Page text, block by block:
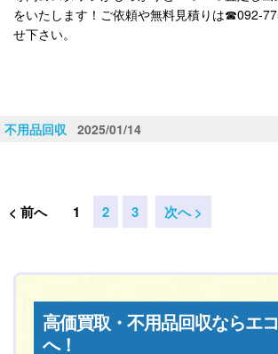
をいたします！ご依頼や無料見積りは☎092-
せ下さい。
不用品回収 2025/01/14
< 前へ 1 2 3 次へ >
高価買取・不用品回収ならエ
へ！